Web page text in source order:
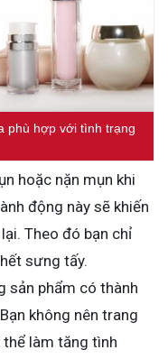
phù hợp với tình trạng
hoặc nặn mụn khi
động này sẽ khiến
Theo đó bạn chỉ
sưng tấy.
sản phẩm có thành
không nên trang
làm tăng tình